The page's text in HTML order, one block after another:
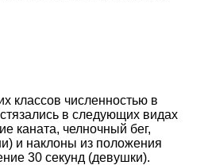
классов численностью в
в следующих видах
каната, челночный бег,
и наклоны из положения
30 секунд (девушки).